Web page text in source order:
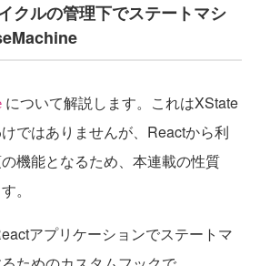
クルの管理下でステートマシ
について解説します。これはXState
ではありませんが、Reactから利
機能となるため、本連載の性質
。
アプリケーションでステートマ